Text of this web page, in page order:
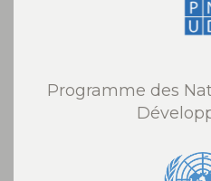
Programme des